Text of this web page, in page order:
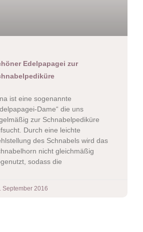
Edelpapagei zur
ist eine sogenannte
Dame“ die uns
zur Schnabelpediküre
Durch eine leichte
des Schnabels wird das
nicht gleichmäßig
sodass die
September 2016